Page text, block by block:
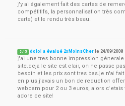
j'y ai également fait des cartes de
compétitifs, la personnalisation très
carte) et le rendu très beau.
5 / 5 dolol a évalué 2xMoinsCher le 24/09/2008
j'ai une tres bonne impression génerale
site.deja le site est clair, on ne passe
besoin et les prix sont tres bas.je n'ai
en plus j'avais un bon de reduction
webcam pour 2 ou 3 euros, alors
adore ce site!